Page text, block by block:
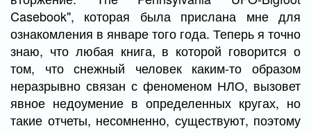
Casebook", которая была прислана мне для
ознакомления в январе того года. Теперь я точно
знаю, что любая книга, в которой говорится о
том, что снежный человек каким-то образом
неразрывно связан с феноменом НЛО, вызовет
явное недоумение в определенных кругах, но
такие отчеты, несомненно, существуют, поэтому